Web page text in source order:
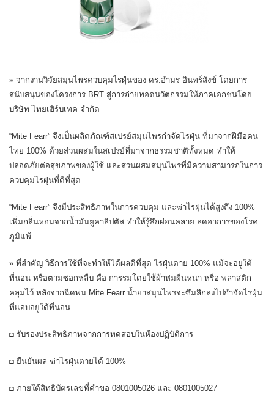
» จากงานวิจัยสมุนไพรควบคุมไรฝุ่นของ ดร.อำมร อินทร์สังข์ โดยการ
สนับสนุนของโครงการ BRT สู่การถ่ายทอดนวัตกรรมให้ภาคเอกชนโดย
บริษัท ไทยเฮิร์บเทค จำกัด
“Mite Fearr” จึงเป็นผลิตภัณฑ์สเปรย์สมุนไพรกำจัดไรฝุ่น ที่มาจากฝีมือคน
ไทย 100% ด้วยส่วนผสมในสเปรย์ที่มาจากธรรมชาติทั้งหมด ทำให้
ปลอดภัยต่อสุขภาพของผู้ใช้ และส่วนผสมสมุนไพรที่มีความสามารถในการ
ควบคุมไรฝุ่นที่ดีที่สุด
“Mite Fearr” จึงมีประสิทธิภาพในการควบคุม และฆ่าไรฝุ่นได้สูงถึง 100%
เพิ่มกลิ่นหอมจากน้ำมันยูคาลิปตัส ทำให้รู้สึกผ่อนคลาย ลดอาการของโรค
ภูมิแพ้
» ที่สำคัญ วิธีการใช้ที่จะทำให้ได้ผลดีที่สุด ไรฝุ่นตาย 100% แม้จะอยู่ใต้
ที่นอน หรือตามซอกหลืบ คือ การรมโดยใช้ผ้าห่มผืนหนา หรือ พลาสติก
คลุมไว้ หลังจากฉีดพ่น Mite Fearr น้ำยาสมุนไพรจะซึมลึกลงไปกำจัดไรฝุ่น
ที่แอบอยู่ใต้ที่นอน
◘ รับรองประสิทธิภาพจากการทดสอบในห้องปฏิบัติการ
◘ ยืนยันผล ฆ่าไรฝุ่นตายได้ 100%
◘ ภายใต้สิทธิบัตรเลขที่คำขอ 0801005026 และ 0801005027